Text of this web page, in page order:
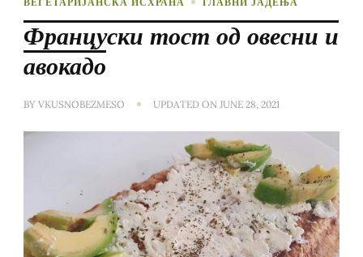
Француски тост од овесни и
авокадо
BY VKUSNOBEZMESO UPDATED ON JUNE 28, 2021